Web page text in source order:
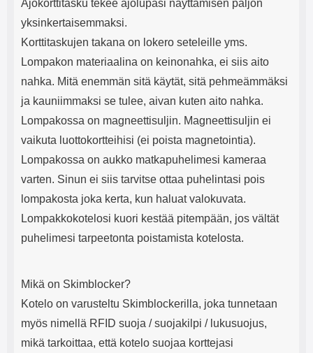
Ajokorttitasku tekee ajolupasi näyttämisen paljon
yksinkertaisemmaksi.
Korttitaskujen takana on lokero seteleille yms.
Lompakon materiaalina on keinonahka, ei siis aito
nahka. Mitä enemmän sitä käytät, sitä pehmeämmäksi
ja kauniimmaksi se tulee, aivan kuten aito nahka.
Lompakossa on magneettisuljin. Magneettisuljin ei
vaikuta luottokortteihisi (ei poista magnetointia).
Lompakossa on aukko matkapuhelimesi kameraa
varten. Sinun ei siis tarvitse ottaa puhelintasi pois
lompakosta joka kerta, kun haluat valokuvata.
Lompakkokotelosi kuori kestää pitempään, jos vältät
puhelimesi tarpeetonta poistamista kotelosta.
Mikä on Skimblocker?
Kotelo on varusteltu Skimblockerilla, joka tunnetaan
myös nimellä RFID suoja / suojakilpi / lukusuojus,
mikä tarkoittaa, että kotelo suojaa korttejasi